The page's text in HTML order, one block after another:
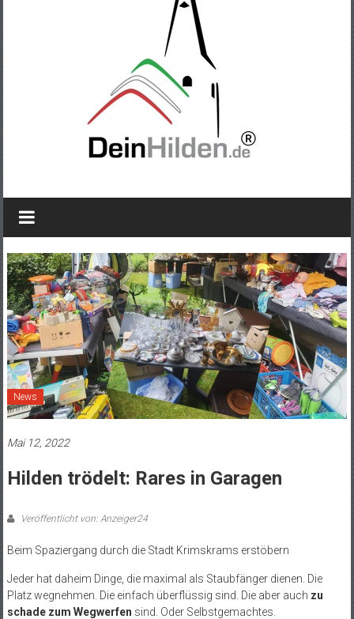
News
Mai 12, 2022
Hilden trödelt: Rares in Garagen
Veröffentlicht von: Anzeiger24
Beim Spaziergang durch die Stadt Krimskrams erstöbern
Jeder hat daheim Dinge, die maximal als Staubfänger dienen. Die
Platz wegnehmen. Die einfach überflüssig sind. Die aber auch zu
schade zum Wegwerfen sind. Oder Selbstgemachtes.